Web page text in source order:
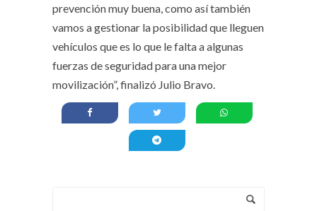
prevención muy buena, como así también
vamos a gestionar la posibilidad que lleguen
vehículos que es lo que le falta a algunas
fuerzas de seguridad para una mejor
movilización”, finalizó Julio Bravo.